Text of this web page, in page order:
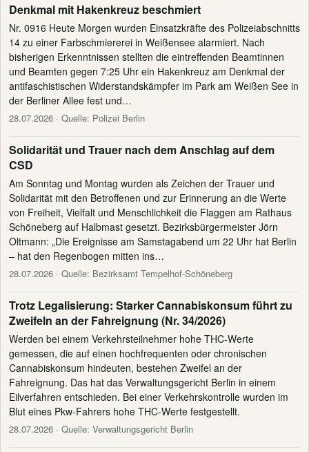
Denkmal mit Hakenkreuz beschmiert
Nr. 0916 Heute Morgen wurden Einsatzkräfte des Polizeiabschnitts
14 zu einer Farbschmiererei in Weißensee alarmiert. Nach
bisherigen Erkenntnissen stellten die eintreffenden Beamtinnen
und Beamten gegen 7:25 Uhr ein Hakenkreuz am Denkmal der
antifaschistischen Widerstandskämpfer im Park am Weißen See in
der Berliner Allee fest und…
28.07.2026 · Quelle: Polizei Berlin
Solidarität und Trauer nach dem Anschlag auf dem
CSD
Am Sonntag und Montag wurden als Zeichen der Trauer und
Solidarität mit den Betroffenen und zur Erinnerung an die Werte
von Freiheit, Vielfalt und Menschlichkeit die Flaggen am Rathaus
Schöneberg auf Halbmast gesetzt. Bezirksbürgermeister Jörn
Oltmann: „Die Ereignisse am Samstagabend um 22 Uhr hat Berlin
– hat den Regenbogen mitten ins…
28.07.2026 · Quelle: Bezirksamt Tempelhof-Schöneberg
Trotz Legalisierung: Starker Cannabiskonsum führt zu
Zweifeln an der Fahreignung (Nr. 34/2026)
Werden bei einem Verkehrsteilnehmer hohe THC-Werte
gemessen, die auf einen hochfrequenten oder chronischen
Cannabiskonsum hindeuten, bestehen Zweifel an der
Fahreignung. Das hat das Verwaltungsgericht Berlin in einem
Eilverfahren entschieden. Bei einer Verkehrskontrolle wurden im
Blut eines Pkw-Fahrers hohe THC-Werte festgestellt.
28.07.2026 · Quelle: Verwaltungsgericht Berlin